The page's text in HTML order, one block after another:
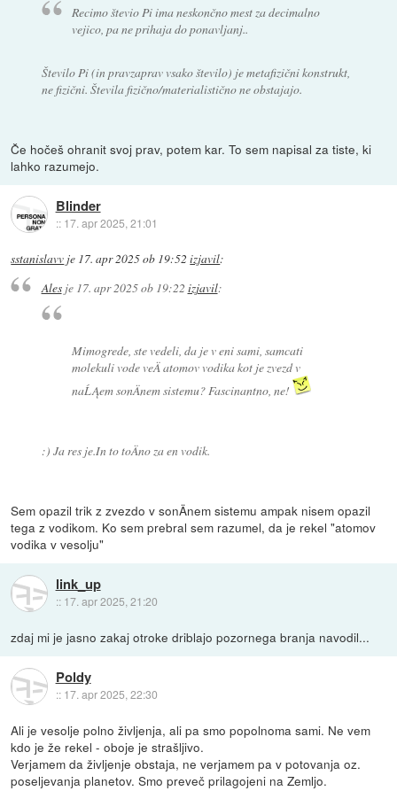
Recimo števio Pi ima neskončno mest za decimalno
vejico, pa ne prihaja do ponavljanj..
Število Pi (in pravzaprav vsako število) je metafizični konstrukt,
ne fizični. Števila fizično/materialistično ne obstajajo.
Če hočeš ohranit svoj prav, potem kar. To sem napisal za tiste, ki
lahko razumejo.
Blinder
:: 17. apr 2025, 21:01
sstanislavv je 17. apr 2025 ob 19:52 izjavil:
Alesje 17. apr 2025 ob 19:22 izjavil:
Mimogrede, ste vedeli, da je v eni sami, samcati
molekuli vode veÄ atomov vodika kot je zvezd v
naĹĄem sonÄnem sistemu? Fascinantno, ne!
:) Ja res je.In to toÄno za en vodik.
Sem opazil trik z zvezdo v sonÄnem sistemu ampak nisem opazil
tega z vodikom. Ko sem prebral sem razumel, da je rekel "atomov
vodika v vesolju"
link_up
:: 17. apr 2025, 21:20
zdaj mi je jasno zakaj otroke driblajo pozornega branja navodil...
Poldy
:: 17. apr 2025, 22:30
Ali je vesolje polno življenja, ali pa smo popolnoma sami. Ne vem
kdo je že rekel - oboje je strašljivo.
Verjamem da življenje obstaja, ne verjamem pa v potovanja oz.
poseljevanja planetov. Smo preveč prilagojeni na Zemljo.